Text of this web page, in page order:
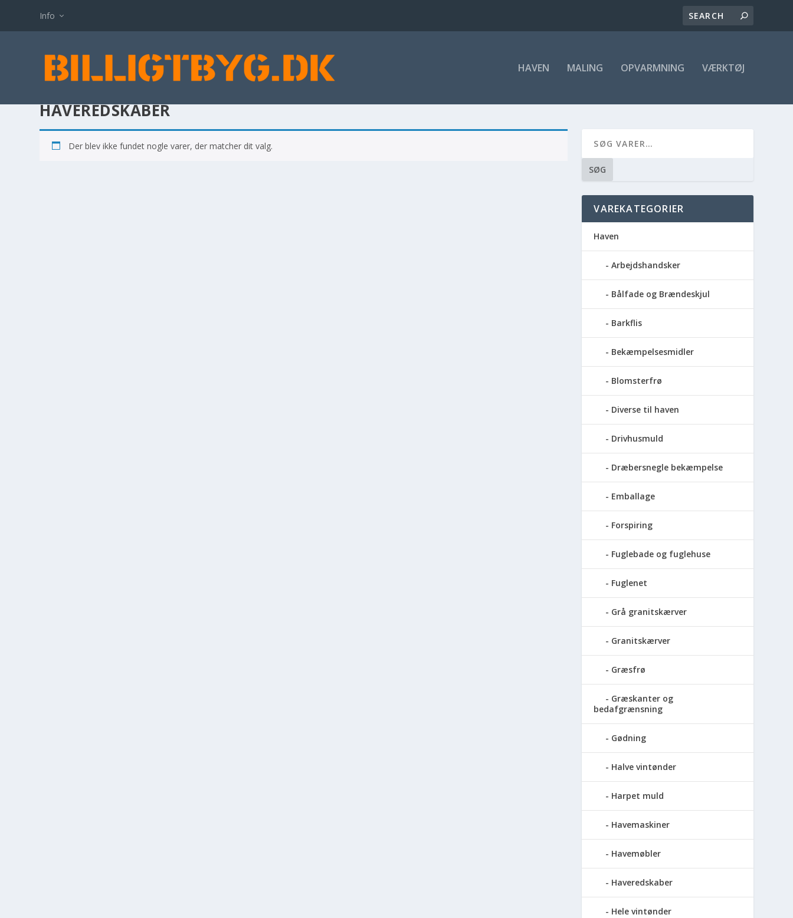
Info
HAVEN MALING OPVARMNING VÆRKTØJ
HAVEREDSKABER
Der blev ikke fundet nogle varer, der matcher dit valg.
SØG
VAREKATEGORIER
Haven
Arbejdshandsker
Bålfade og Brændeskjul
Barkflis
Bekæmpelsesmidler
Blomsterfrø
Diverse til haven
Drivhusmuld
Dræbersnegle bekæmpelse
Emballage
Forspiring
Fuglebade og fuglehuse
Fuglenet
Grå granitskærver
Granitskærver
Græsfrø
Græskanter og
bedafgrænsning
Gødning
Halve vintønder
Harpet muld
Havemaskiner
Havemøbler
Haveredskaber
Hele vintønder